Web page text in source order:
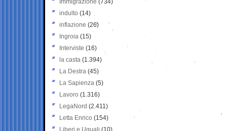
Immigrazione (734)
indulto (14)
inflazione (26)
Ingroia (15)
Interviste (16)
la casta (1.394)
La Destra (45)
La Sapienza (5)
Lavoro (1.316)
LegaNord (2.411)
Letta Enrico (154)
Liberi e Uguali (10)